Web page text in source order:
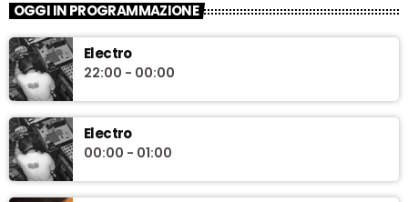
OGGI IN PROGRAMMAZIONE
Electro
22:00 - 00:00
Electro
00:00 - 01:00